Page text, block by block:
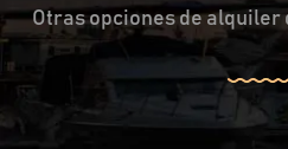
Otras opciones de alquiler